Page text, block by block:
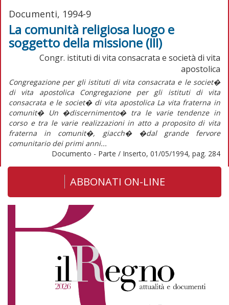
Documenti, 1994-9
La comunità religiosa luogo e
soggetto della missione (III)
Congr. istituti di vita consacrata e società di vita
apostolica
Congregazione per gli istituti di vita consacrata e le societ�
di vita apostolica Congregazione per gli istituti di vita
consacrata e le societ� di vita apostolica La vita fraterna in
comunit� Un �discernimento� tra le varie tendenze in
corso e tra le varie realizzazioni in atto a proposito di vita
fraterna in comunit�, giacch� �dal grande fervore
comunitario dei primi anni...
Documento - Parte / Inserto, 01/05/1994, pag. 284
ABBONATI ON-LINE